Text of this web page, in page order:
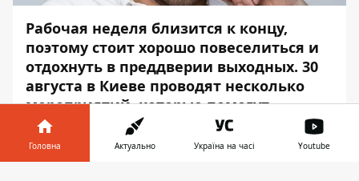
Рабочая неделя близится к концу,
поэтому стоит хорошо повеселиться и
отдохнуть в преддверии выходных. 30
августа в Киеве проводят несколько
мероприятий, которые помогут
скрасить ваш досуг.
подготовил для вас самые
Головна Актуально Україна на часі Youtube